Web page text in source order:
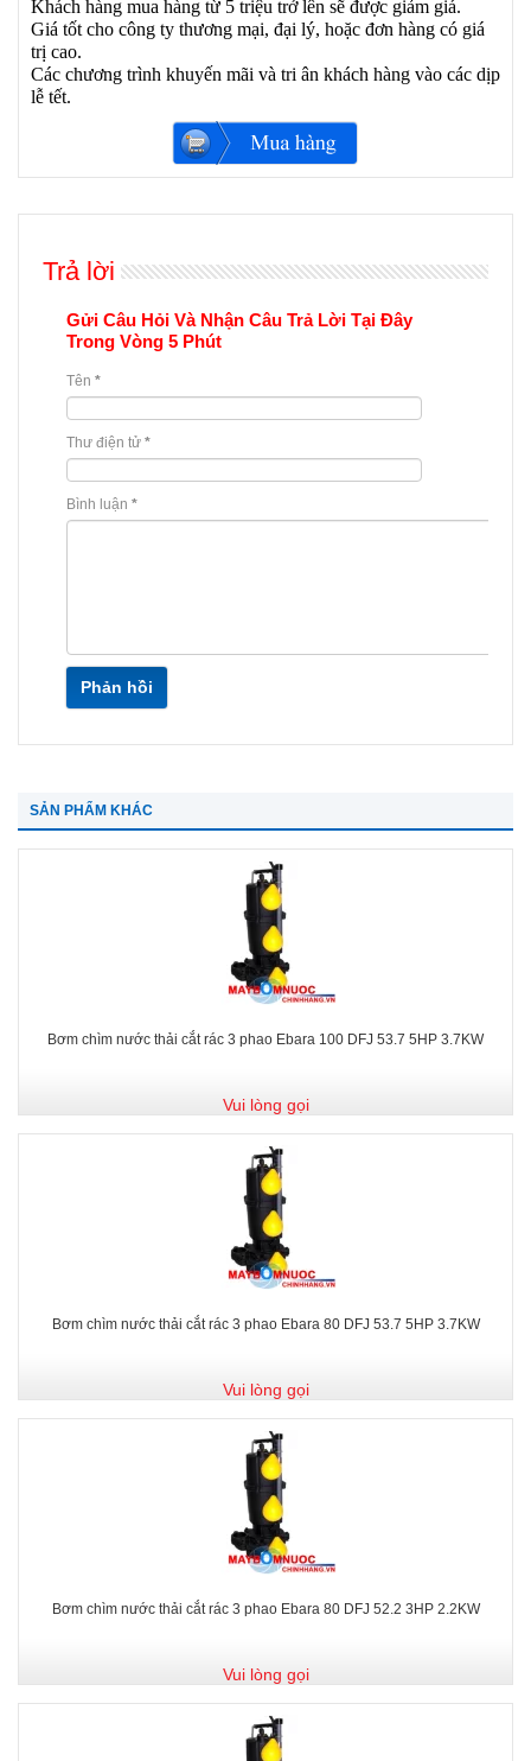
Khách hàng mua hàng từ 5 triệu trở lên sẽ được giảm giá.
Giá tốt cho công ty thương mại, đại lý, hoặc đơn hàng có giá
trị cao.
Các chương trình khuyến mãi và tri ân khách hàng vào các dịp
lễ tết.
Trả lời
Gửi Câu Hỏi Và Nhận Câu Trả Lời Tại Đây
Trong Vòng 5 Phút
Tên *
Thư điện tử *
Bình luận *
Phản hồi
SẢN PHẨM KHÁC
Bơm chìm nước thải cắt rác 3 phao Ebara 100 DFJ 53.7 5HP 3.7KW
Vui lòng gọi
Bơm chìm nước thải cắt rác 3 phao Ebara 80 DFJ 53.7 5HP 3.7KW
Vui lòng gọi
Bơm chìm nước thải cắt rác 3 phao Ebara 80 DFJ 52.2 3HP 2.2KW
Vui lòng gọi